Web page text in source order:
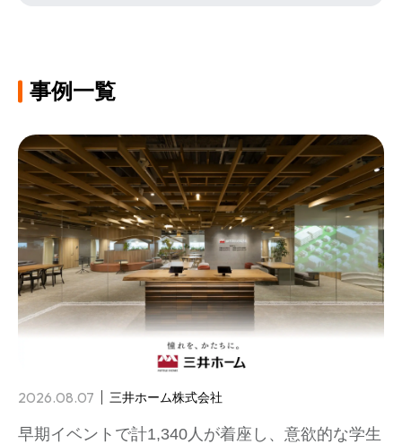
事例一覧
2026.08.07 三井ホーム株式会社
早期イベントで計1,340人が着座し、意欲的な学生